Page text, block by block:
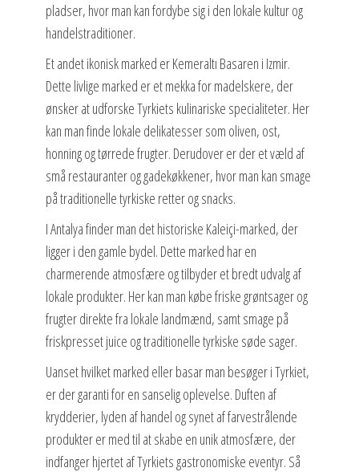
pladser, hvor man kan fordybe sig i den lokale kultur og
handelstraditioner.
Et andet ikonisk marked er Kemeraltı Basaren i Izmir.
Dette livlige marked er et mekka for madelskere, der
ønsker at udforske Tyrkiets kulinariske specialiteter. Her
kan man finde lokale delikatesser som oliven, ost,
honning og tørrede frugter. Derudover er der et væld af
små restauranter og gadekøkkener, hvor man kan smage
på traditionelle tyrkiske retter og snacks.
I Antalya finder man det historiske Kaleiçi-marked, der
ligger i den gamle bydel. Dette marked har en
charmerende atmosfære og tilbyder et bredt udvalg af
lokale produkter. Her kan man købe friske grøntsager og
frugter direkte fra lokale landmænd, samt smage på
friskpresset juice og traditionelle tyrkiske søde sager.
Uanset hvilket marked eller basar man besøger i Tyrkiet,
er der garanti for en sanselig oplevelse. Duften af
krydderier, lyden af handel og synet af farvestrålende
produkter er med til at skabe en unik atmosfære, der
indfanger hjertet af Tyrkiets gastronomiske eventyr. Så